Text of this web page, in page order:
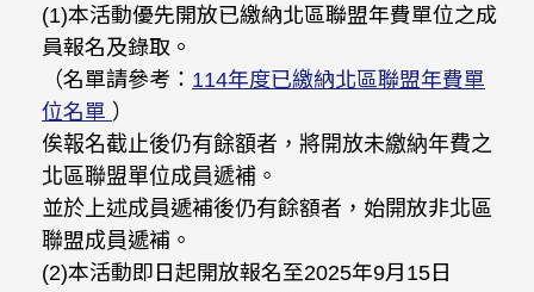
(1)本活動優先開放已繳納北區聯盟年費單位之成
員報名及錄取。
（名單請參考： 114年度已繳納北區聯盟年費單
位名單 ）
俟報名截止後仍有餘額者，將開放未繳納年費之
北區聯盟單位成員遞補。
並於上述成員遞補後仍有餘額者，始開放非北區
聯盟成員遞補。
(2)本活動即日起開放報名至2025年9月15日